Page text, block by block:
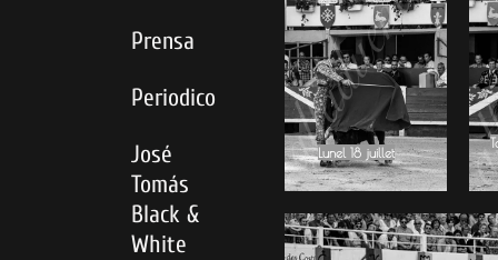
Prensa
Periodico
José
Tomás
Black &
White
Lunel 18 juillet